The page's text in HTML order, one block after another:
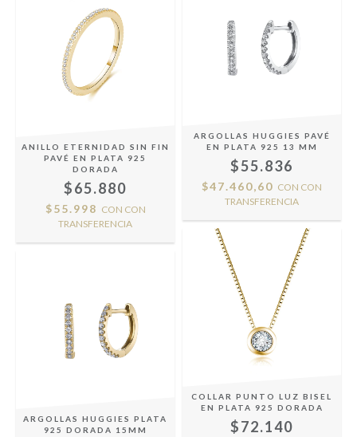
ANILLO ETERNIDAD SIN FIN
PAVÉ EN PLATA 925
DORADA
$65.880
$55.998 CON CON
TRANSFERENCIA
ARGOLLAS HUGGIES PAVÉ
EN PLATA 925 13 MM
$55.836
$47.460,60 CON CON
TRANSFERENCIA
ARGOLLAS HUGGIES PLATA
925 DORADA 15MM
COLLAR PUNTO LUZ BISEL
EN PLATA 925 DORADA
$72.140